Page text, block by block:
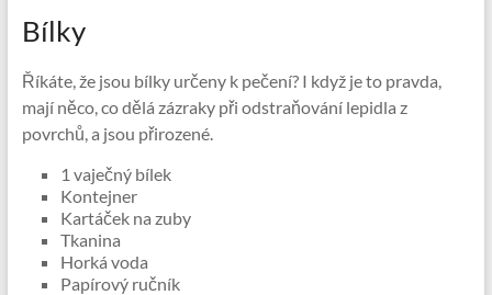
Bílky
Říkáte, že jsou bílky určeny k pečení? I když je to pravda,
mají něco, co dělá zázraky při odstraňování lepidla z
povrchů, a jsou přirozené.
1 vaječný bílek
Kontejner
Kartáček na zuby
Tkanina
Horká voda
Papírový ručník